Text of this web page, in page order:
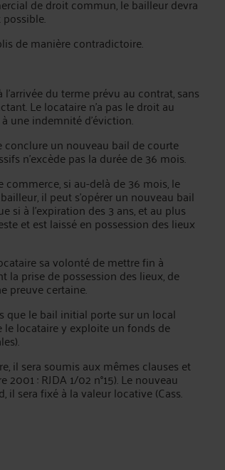
de droit commun, le bailleur devra
de manière contradictoire.
du terme prévu au contrat, sans
Le locataire n’a pas le droit au
une indemnité d’éviction.
conclure un nouveau bail de courte
n’excède pas la durée de 36 mois.
si au-delà de 36 mois, le
il peut s’opérer un nouveau bail
si à l’expiration des 3 ans, et au plus
et est laissé en possession des lieux
sa volonté de mettre fin à
la prise de possession des lieux, de
preuve certaine.
que le bail initial porte sur un local
locataire y exploite un fonds de
il sera soumis aux mêmes clauses et
: RJDA 1/02 n°15). Le nouveau
il sera fixé à la valeur locative (Cass.